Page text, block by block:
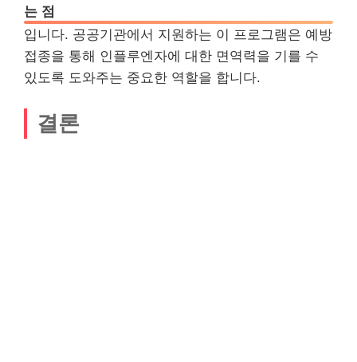
는 점
입니다. 공공기관에서 지원하는 이 프로그램은 예방
접종을 통해 인플루엔자에 대한 면역력을 기를 수
있도록 도와주는 중요한 역할을 합니다.
결론